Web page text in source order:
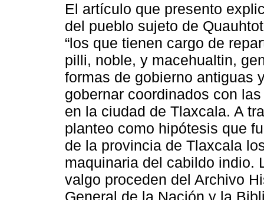
El artículo que presento
del pueblo sujeto de
“los que tienen cargo de
pilli, noble, y macehualtin,
formas de gobierno antiguas
gobernar coordinados con
en la ciudad de Tlaxcala. A
planteo como hipótesis que
de la provincia de Tlaxcala
maquinaria del cabildo indio.
valgo proceden del Archivo
General de la Nación y la